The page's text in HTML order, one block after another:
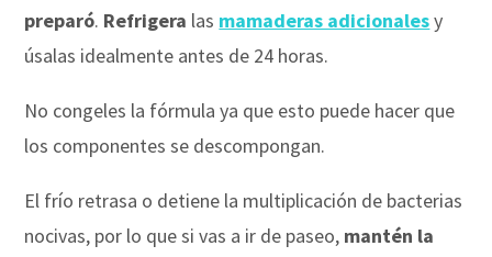
preparó. Refrigera las mamaderas adicionalesy
úsalas idealmente antes de 24 horas.
No congeles la fórmula ya que esto puede hacer que
los componentes se descompongan.
El frío retrasa o detiene la multiplicación de bacterias
nocivas, por lo que si vas a ir de paseo, mantén la